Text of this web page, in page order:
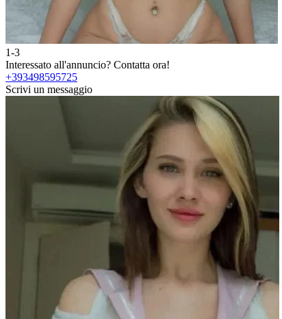
1-3
Interessato all'annuncio? Contatta ora!
+393498595725
Scrivi un messaggio